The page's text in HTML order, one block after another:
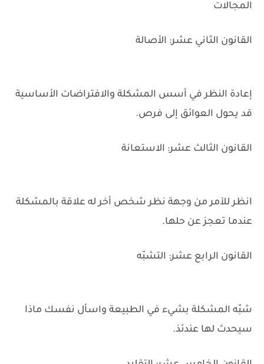
المجالات
القانون الثاني عشر: الأصالة
إعادة النظر في أسس المشكلة والافتراضات الأساسية
قد يحول العوائق إلى فرص.
القانون الثالث عشر: الاستعانة
انظر للآمر من وجهة نظر شخص أخر له علاقة بالمشكلة
عندما تعجز عن حلها.
القانون الرابع عشر: التشبّه
شبّه المشكلة بشيء في الطبيعة واسأل نفسك ماذا
سيحدث لها عندئذ.